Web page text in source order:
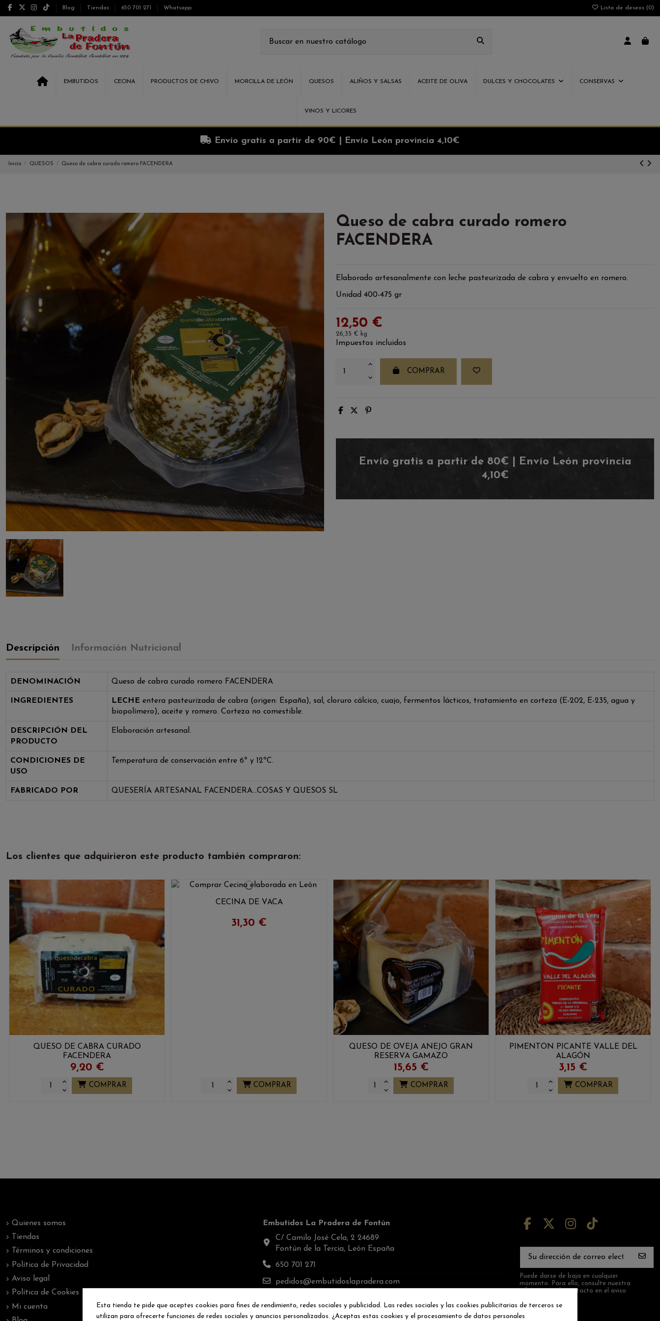
Blog Tiendas 650 701 271 Whatsapp Lista de deseos (0)
EMBUTIDOS CECINA PRODUCTOS DE CHIVO MORCILLA DE LEÓN QUESOS ALIÑOS Y SALSAS ACEITE DE OLIVA DULCES Y CHOCOLATES CONSERVAS
VINOS Y LICORES
Envío gratis a partir de 90€ | Envío León provincia 4,10€
Inicio QUESOS Queso de cabra curado romero FACENDERA
Queso de cabra curado romero
FACENDERA
Elaborado artesanalmente con leche pasteurizada de cabra y envuelto en romero.
Unidad 400-475 gr
12,50 €
26,35 € kg
Impuestos incluidos
COMPRAR
Envío gratis a partir de 80€ | Envío León provincia
4,10€
Descripción Información Nutricional
DENOMINACIÓN Queso de cabra curado romero FACENDERA
INGREDIENTES LECHE entera pasteurizada de cabra (origen: España), sal, cloruro cálcico, cuajo, fermentos lácticos, tratamiento en corteza (E-202, E-235, agua y
biopolímero), aceite y romero. Corteza no comestible.
DESCRIPCIÓN DEL
PRODUCTO
Elaboración artesanal.
CONDICIONES DE
USO
Temperatura de conservación entre 6º y 12ºC.
FABRICADO POR QUESERÍA ARTESANAL FACENDERA…COSAS Y QUESOS SL
Los clientes que adquirieron este producto también compraron:
QUESO DE CABRA CURADO
FACENDERA
9,20 €
COMPRAR
CECINA DE VACA
31,30 €
COMPRAR
QUESO DE OVEJA AÑEJO GRAN
RESERVA GAMAZO
15,65 €
COMPRAR
PIMENTÓN PICANTE VALLE DEL
ALAGÓN
3,15 €
COMPRAR
Quienes somos
Tiendas
Términos y condiciones
Política de Privacidad
Aviso legal
Política de Cookies
Mi cuenta
Embutidos La Pradera de Fontún
C/ Camilo José Cela, 2 24689
Fontún de la Tercia, León España
650 701 271
pedidos@embutidoslapradera.com
Puede darse de baja en cualquier
momento. Para ello, consulte nuestra
información de contacto en el aviso
Esta tienda te pide que aceptes cookies para fines de rendimiento, redes sociales y publicidad. Las redes sociales y las cookies publicitarias de terceros se
utilizan para ofrecerte funciones de redes sociales y anuncios personalizados. ¿Aceptas estas cookies y el procesamiento de datos personales